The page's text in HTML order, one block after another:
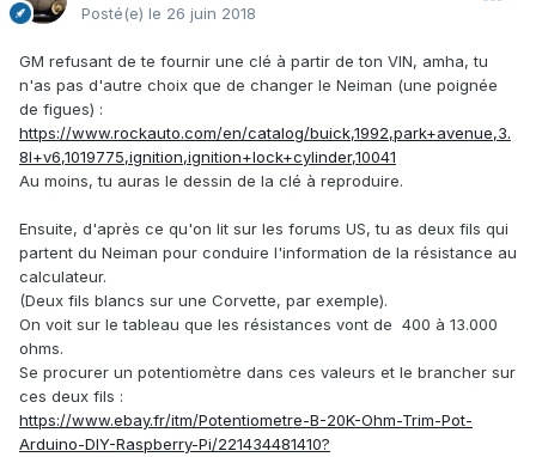
Posté(e) le 26 juin 2018
GM refusant de te fournir une clé à partir de ton VIN, amha, tu
n'as pas d'autre choix que de changer le Neiman (une poignée
de figues) :
https://www.rockauto.com/en/catalog/buick,1992,park+avenue,3.
8l+v6,1019775,ignition,ignition+lock+cylinder,10041
Au moins, tu auras le dessin de la clé à reproduire.
Ensuite, d'après ce qu'on lit sur les forums US, tu as deux fils qui
partent du Neiman pour conduire l'information de la résistance au
calculateur.
(Deux fils blancs sur une Corvette, par exemple).
On voit sur le tableau que les résistances vont de 400 à 13.000
ohms.
Se procurer un potentiomètre dans ces valeurs et le brancher sur
ces deux fils :
https://www.ebay.fr/itm/Potentiometre-B-20K-Ohm-Trim-Pot-
Arduino-DIY-Raspberry-Pi/221434481410?